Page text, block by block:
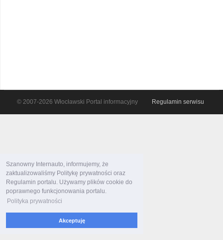
Szanowny Internauto, informujemy, że
zaktualizowaliśmy Politykę prywatności oraz
Regulamin portalu. Używamy plików cookie do
poprawnego funkcjonowania portalu.
Polityka prywatności
Akceptuję
© 2007-2026 Włocławski Portal informacyjny Regulamin serwisu